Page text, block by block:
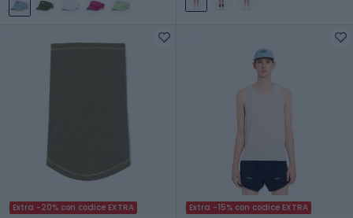
Extra -20% con codice EXTRA Extra -15% con codice EXTRA